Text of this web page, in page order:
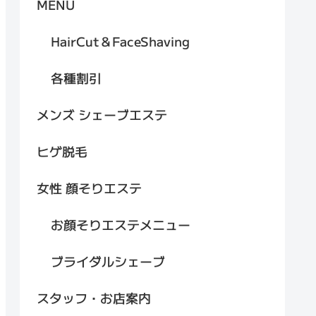
MENU
HairCut＆FaceShaving
各種割引
メンズ シェーブエステ
ヒゲ脱毛
女性 顔そりエステ
お顔そりエステメニュー
ブライダルシェーブ
スタッフ・お店案内